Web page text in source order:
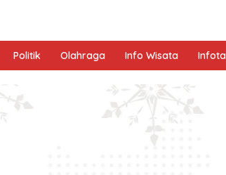
Politik Olahraga Info Wisata